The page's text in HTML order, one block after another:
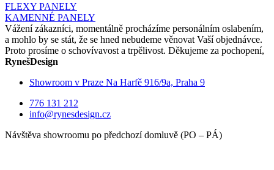
FLEXY PANELY
KAMENNÉ PANELY
Vážení zákazníci, momentálně procházíme personálním oslabením,
a mohlo by se stát, že se hned nebudeme věnovat Vaší objednávce.
Proto prosíme o schovívavost a trpělivost. Děkujeme za pochopení,
RynešDesign
Showroom v Praze Na Harfě 916/9a, Praha 9
776 131 212
info@rynesdesign.cz
Návštěva showroomu po předchozí domluvě (PO – PÁ)